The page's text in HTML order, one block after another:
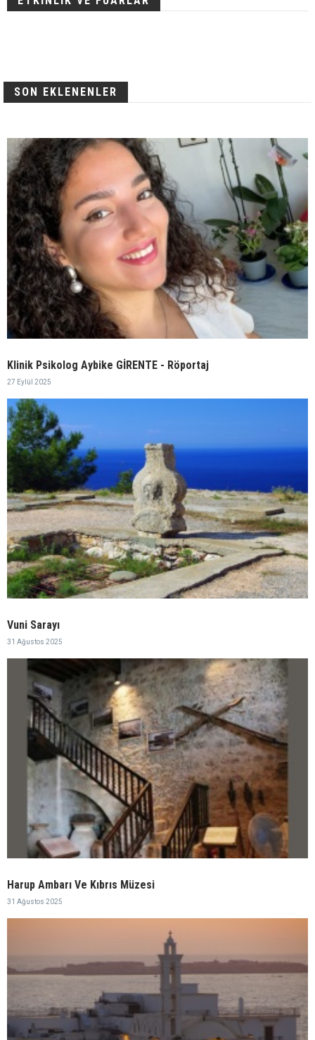
SON EKLENENLER
Klinik Psikolog Aybike GİRENTE - Röportaj
27 Eylül 2025
Vuni Sarayı
31 Ağustos 2025
Harup Ambarı Ve Kıbrıs Müzesi
31 Ağustos 2025